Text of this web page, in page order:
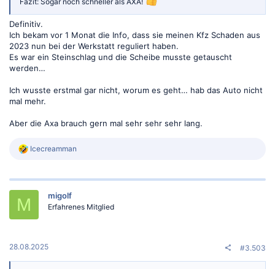
Definitiv.
Ich bekam vor 1 Monat die Info, dass sie meinen Kfz Schaden aus
2023 nun bei der Werkstatt reguliert haben.
Es war ein Steinschlag und die Scheibe musste getauscht
werden…
Ich wusste erstmal gar nicht, worum es geht… hab das Auto nicht
mal mehr.
Aber die Axa brauch gern mal sehr sehr sehr lang.
R
k
i
:
Icecreamman
M migolf
Erfahrenes Mitglied
28.08.2025 #3.503